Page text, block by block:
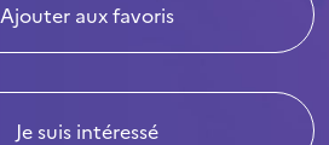
Ajouter aux favoris
Je suis intéressé